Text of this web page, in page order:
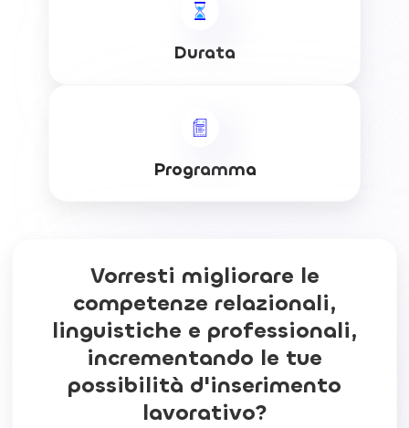
Durata
Programma
Vorresti migliorare le
competenze relazionali,
linguistiche e professionali,
incrementando le tue
possibilità d'inserimento
lavorativo?